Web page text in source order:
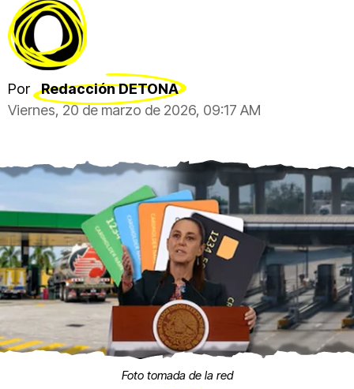
Por
Redacción DETONA
Viernes, 20 de marzo de 2026, 09:17 AM
Foto tomada de la red